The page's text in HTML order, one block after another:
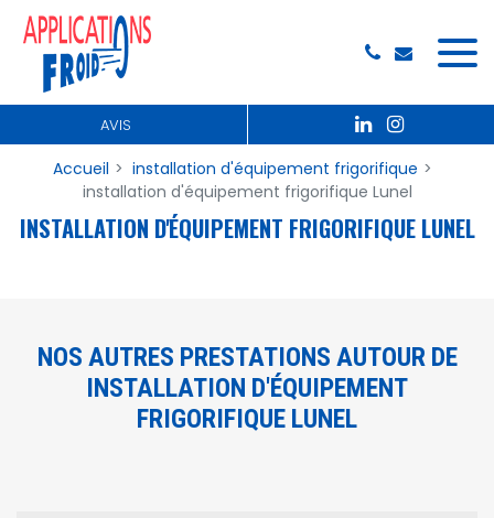
AVIS
Accueil
installation d'équipement frigorifique
installation d'équipement frigorifique Lunel
INSTALLATION D'ÉQUIPEMENT FRIGORIFIQUE LUNEL
NOS AUTRES PRESTATIONS AUTOUR DE
INSTALLATION D'ÉQUIPEMENT
FRIGORIFIQUE LUNEL
Panneau de gestion des cookies